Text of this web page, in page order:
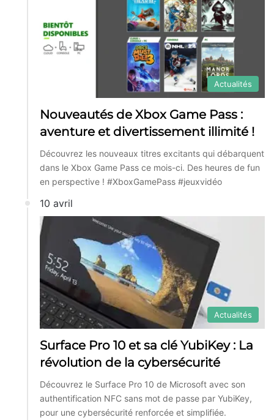
Actualités
Nouveautés de Xbox Game Pass :
aventure et divertissement illimité !
Découvrez les nouveaux titres excitants qui débarquent
dans le Xbox Game Pass ce mois-ci. Des heures de fun
en perspective ! #XboxGamePass #jeuxvidéo
10 avril
Actualités
Surface Pro 10 et sa clé YubiKey : La
révolution de la cybersécurité
Découvrez le Surface Pro 10 de Microsoft avec son
authentification NFC sans mot de passe par YubiKey,
pour une cybersécurité renforcée et simplifiée.